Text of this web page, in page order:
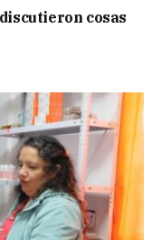
cosas